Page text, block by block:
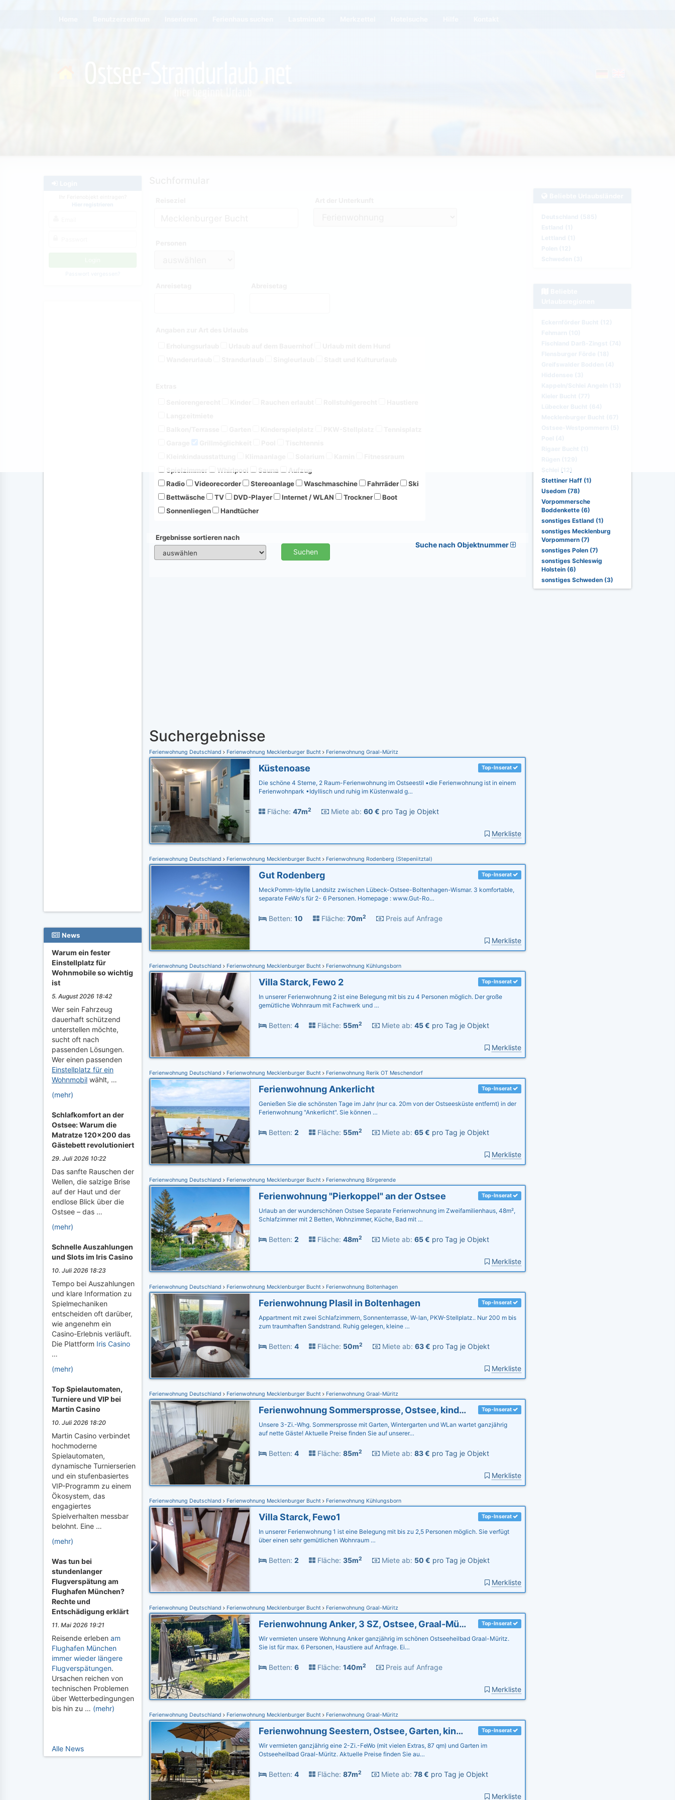
News
Warum ein fester
Einstellplatz für
Wohnmobile so wichtig
ist
5. August 2026 18:42
Wer sein Fahrzeug
dauerhaft schützend
unterstellen möchte,
sucht oft nach
passenden Lösungen.
Wer einen passenden
Einstellplatz für ein
Wohnmobil wählt, …
(mehr)
Schlafkomfort an der
Ostsee: Warum die
Matratze 120x200 das
Gästebett revolutioniert
29. Juli 2026 10:22
Das sanfte Rauschen der
Wellen, die salzige Brise
auf der Haut und der
endlose Blick über die
Ostsee – das …
(mehr)
Schnelle Auszahlungen
und Slots im Iris Casino
10. Juli 2026 18:23
Tempo bei Auszahlungen
und klare Information zu
Spielmechaniken
entscheiden oft darüber,
wie angenehm ein
Casino-Erlebnis verläuft.
Die Plattform Iris Casino
…
(mehr)
Top Spielautomaten,
Turniere und VIP bei
Martin Casino
10. Juli 2026 18:20
Martin Casino verbindet
hochmoderne
Spielautomaten,
dynamische Turnierserien
und ein stufenbasiertes
VIP-Programm zu einem
Ökosystem, das
engagiertes
Spielverhalten messbar
belohnt. Eine …
(mehr)
Was tun bei
stundenlanger
Flugverspätung am
Flughafen München?
Rechte und
Entschädigung erklärt
11. Mai 2026 19:21
Reisende erleben am
Flughafen München
immer wieder längere
Flugverspätungen.
Ursachen reichen von
technischen Problemen
über Wetterbedingungen
bis hin zu … (mehr)
Alle News
Radio
Videorecorder Stereoanlage Waschmaschine Fahrräder
Ski
Bettwäsche
TV DVD-Player Internet / WLAN Trockner
Boot
Sonnenliegen
Handtücher
Ergebnisse sortieren nach
Suchen
Suche nach Objektnummer
Suchergebnisse
Ferienwohnung Deutschland Ferienwohnung Mecklenburger Bucht Ferienwohnung Graal-Müritz
Top-Inserat
Küstenoase
Die schöne 4 Sterne, 2 Raum-Ferienwohnung im Ostseestil •die Ferienwohnung ist in einem
Ferienwohnpark •Idyllisch und ruhig im Küstenwald g…
Fläche: 47m2 Miete ab: 60 € pro Tag je Objekt
Merkliste
Ferienwohnung Deutschland Ferienwohnung Mecklenburger Bucht Ferienwohnung Rodenberg (Stepeniitztal)
Top-Inserat
Gut Rodenberg
MeckPomm-Idylle Landsitz zwischen Lübeck-Ostsee-Boltenhagen-Wismar. 3 komfortable,
separate FeWo's für 2- 6 Personen. Homepage : www.Gut-Ro…
Betten: 10 Fläche: 70m2 Preis auf Anfrage
Merkliste
Ferienwohnung Deutschland Ferienwohnung Mecklenburger Bucht Ferienwohnung Kühlungsborn
Top-Inserat
Villa Starck, Fewo 2
In unserer Ferienwohnung 2 ist eine Belegung mit bis zu 4 Personen möglich. Der große
gemütliche Wohnraum mit Fachwerk und …
Betten: 4 Fläche: 55m2 Miete ab: 45 € pro Tag je Objekt
Merkliste
Ferienwohnung Deutschland Ferienwohnung Mecklenburger Bucht Ferienwohnung Rerik OT Meschendorf
Top-Inserat
Ferienwohnung Ankerlicht
Genießen Sie die schönsten Tage im Jahr (nur ca. 20m von der Ostseesküste entfernt) in der
Ferienwohnung "Ankerlicht". Sie können …
Betten: 2 Fläche: 55m2 Miete ab: 65 € pro Tag je Objekt
Merkliste
Ferienwohnung Deutschland Ferienwohnung Mecklenburger Bucht Ferienwohnung Börgerende
Top-Inserat
Ferienwohnung "Pierkoppel" an der Ostsee
Urlaub an der wunderschönen Ostsee Separate Ferienwohnung im Zweifamilienhaus, 48m²,
Schlafzimmer mit 2 Betten, Wohnzimmer, Küche, Bad mit …
Betten: 2 Fläche: 48m2 Miete ab: 65 € pro Tag je Objekt
Merkliste
Ferienwohnung Deutschland Ferienwohnung Mecklenburger Bucht Ferienwohnung Boltenhagen
Top-Inserat
Ferienwohnung Plasil in Boltenhagen
Appartment mit zwei Schlafzimmern, Sonnenterrasse, W-lan, PKW-Stellplatz.. Nur 200 m bis
zum traumhaften Sandstrand. Ruhig gelegen, kleine …
Betten: 4 Fläche: 50m2 Miete ab: 63 € pro Tag je Objekt
Merkliste
Ferienwohnung Deutschland Ferienwohnung Mecklenburger Bucht Ferienwohnung Graal-Müritz
Top-Inserat
Ferienwohnung Sommersprosse, Ostsee, kinderfrdl., Garten
Unsere 3-Zi.-Whg. Sommersprosse mit Garten, Wintergarten und WLan wartet ganzjährig
auf nette Gäste! Aktuelle Preise finden Sie auf unserer…
Betten: 4 Fläche: 85m2 Miete ab: 83 € pro Tag je Objekt
Merkliste
Ferienwohnung Deutschland Ferienwohnung Mecklenburger Bucht Ferienwohnung Kühlungsborn
Top-Inserat
Villa Starck, Fewo1
In unserer Ferienwohnung 1 ist eine Belegung mit bis zu 2,5 Personen möglich. Sie verfügt
über einen sehr gemütlichen Wohnraum …
Betten: 2 Fläche: 35m2 Miete ab: 50 € pro Tag je Objekt
Merkliste
Ferienwohnung Deutschland Ferienwohnung Mecklenburger Bucht Ferienwohnung Graal-Müritz
Top-Inserat
Ferienwohnung Anker, 3 SZ, Ostsee, Graal-Müritz mit Garten
Wir vermieten unsere Wohnung Anker ganzjährig im schönen Ostseeheilbad Graal-Müritz.
Sie ist für max. 6 Personen, Haustiere auf Anfrage. Ei…
Betten: 6 Fläche: 140m2 Preis auf Anfrage
Merkliste
Ferienwohnung Deutschland Ferienwohnung Mecklenburger Bucht Ferienwohnung Graal-Müritz
Top-Inserat
Ferienwohnung Seestern, Ostsee, Garten, kinderfreundl.
Wir vermieten ganzjährig eine 2-Zi.-FeWo (mit vielen Extras, 87 qm) und Garten im
Ostseeheilbad Graal-Müritz. Aktuelle Preise finden Sie au…
Betten: 4 Fläche: 87m2 Miete ab: 78 € pro Tag je Objekt
Merkliste
Stettiner Haff (1)
Usedom (78)
Vorpommersche
Boddenkette (6)
sonstiges Estland (1)
sonstiges Mecklenburg
Vorpommern (7)
sonstiges Polen (7)
sonstiges Schleswig
Holstein (6)
sonstiges Schweden (3)